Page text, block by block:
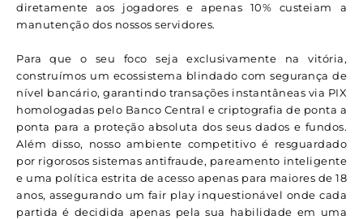
diretamente aos jogadores e apenas 10% custeiam a
manutenção dos nossos servidores.
Para que o seu foco seja exclusivamente na vitória,
construímos um ecossistema blindado com segurança de
nível bancário, garantindo transações instantâneas via PIX
homologadas pelo Banco Central e criptografia de ponta a
ponta para a proteção absoluta dos seus dados e fundos.
Além disso, nosso ambiente competitivo é resguardado
por rigorosos sistemas antifraude, pareamento inteligente
e uma política estrita de acesso apenas para maiores de 18
anos, assegurando um fair play inquestionável onde cada
partida é decidida apenas pela sua habilidade em uma